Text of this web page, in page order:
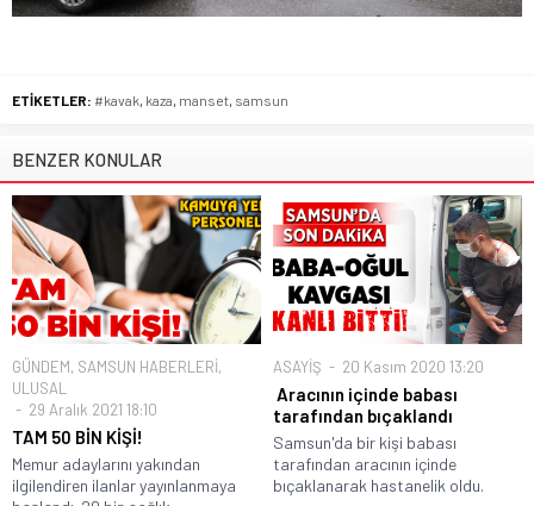
ETİKETLER: #kavak, kaza, manset, samsun
BENZER KONULAR
GÜNDEM, SAMSUN HABERLERİ,
ULUSAL
29 Aralık 2021 18:10
TAM 50 BİN KİŞİ!
Memur adaylarını yakından
ilgilendiren ilanlar yayınlanmaya
ASAYİŞ 20 Kasım 2020 13:20
Aracının içinde babası
tarafından bıçaklandı
Samsun'da bir kişi babası
tarafından aracının içinde
bıçaklanarak hastanelik oldu.